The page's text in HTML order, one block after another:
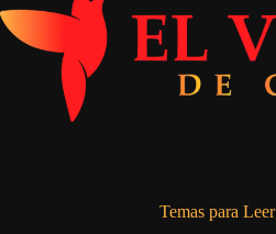
Temas para Leer